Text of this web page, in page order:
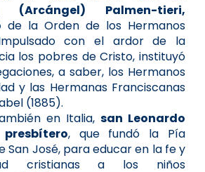
(Arcángel) Palmen-tieri,
de la Orden de los Hermanos
con el ardor de la
los pobres de Cristo, instituyó
a saber, los Hermanos
y las Hermanas Franciscanas
(1885).
en Italia, san Leonardo
, que fundó la Pía
San José, para educar en la fe y
cristianas a los niños